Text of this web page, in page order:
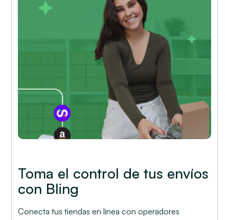
Toma el control de tus envíos
con Bling
Conecta tus tiendas en línea con operadores